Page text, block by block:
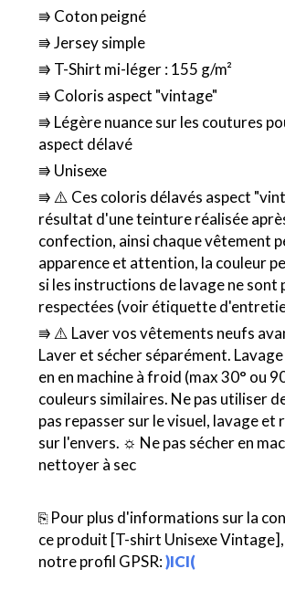
⭆ Coton peigné
⭆ Jersey simple
⭆ T-Shirt mi-léger : 155 g/m²
⭆ Coloris aspect "vintage"
⭆ Légère nuance sur les coutures
aspect délavé
⭆ Unisexe
⭆ ⚠️ Ces coloris délavés aspect
résultat d'une teinture réalisée
confection, ainsi chaque vêtement
apparence et attention, la couleur
si les instructions de lavage ne sont
respectées (voir étiquette
⭆ ⚠️ Laver vos vêtements neufs
Laver et sécher séparément. Lavage
en en machine à froid (max 30° ou
couleurs similaires. Ne pas utiliser
pas repasser sur le visuel, lavage et
sur l'envers. ☼ Ne pas sécher en
nettoyer à sec
⎘ Pour plus d'informations sur la
ce produit [T-shirt Unisexe
notre profil GPSR:)ICI(